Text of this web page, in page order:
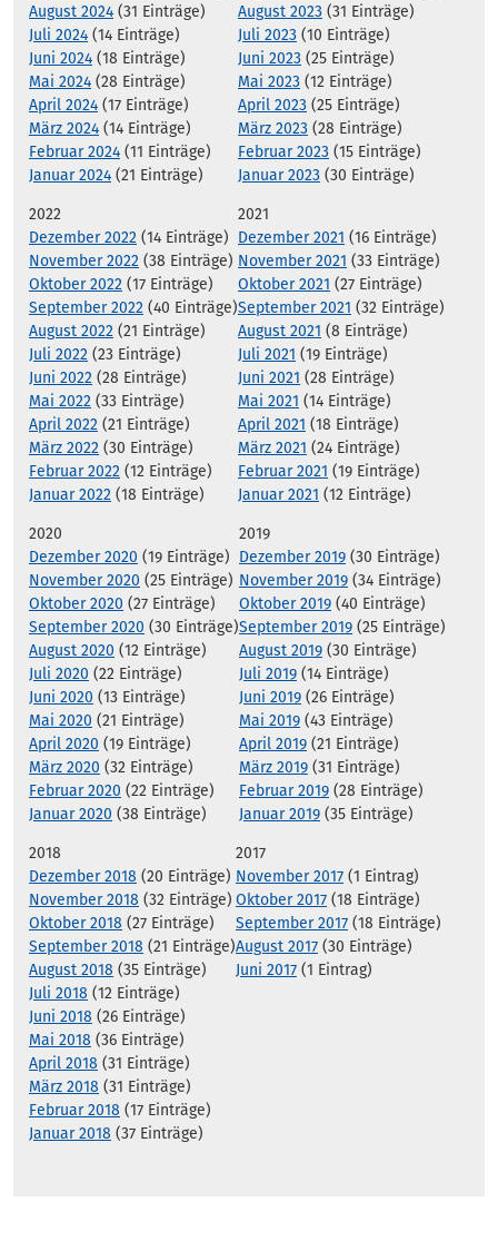
August 2024 (31 Einträge)
Juli 2024 (14 Einträge)
Juni 2024 (18 Einträge)
Mai 2024 (28 Einträge)
April 2024 (17 Einträge)
März 2024 (14 Einträge)
Februar 2024 (11 Einträge)
Januar 2024 (21 Einträge)
August 2023 (31 Einträge)
Juli 2023 (10 Einträge)
Juni 2023 (25 Einträge)
Mai 2023 (12 Einträge)
April 2023 (25 Einträge)
März 2023 (28 Einträge)
Februar 2023 (15 Einträge)
Januar 2023 (30 Einträge)
2022
Dezember 2022 (14 Einträge)
November 2022 (38 Einträge)
Oktober 2022 (17 Einträge)
September 2022 (40 Einträge)
August 2022 (21 Einträge)
Juli 2022 (23 Einträge)
Juni 2022 (28 Einträge)
Mai 2022 (33 Einträge)
April 2022 (21 Einträge)
März 2022 (30 Einträge)
Februar 2022 (12 Einträge)
Januar 2022 (18 Einträge)
2021
Dezember 2021 (16 Einträge)
November 2021 (33 Einträge)
Oktober 2021 (27 Einträge)
September 2021 (32 Einträge)
August 2021 (8 Einträge)
Juli 2021 (19 Einträge)
Juni 2021 (28 Einträge)
Mai 2021 (14 Einträge)
April 2021 (18 Einträge)
März 2021 (24 Einträge)
Februar 2021 (19 Einträge)
Januar 2021 (12 Einträge)
2020
Dezember 2020 (19 Einträge)
November 2020 (25 Einträge)
Oktober 2020 (27 Einträge)
September 2020 (30 Einträge)
August 2020 (12 Einträge)
Juli 2020 (22 Einträge)
Juni 2020 (13 Einträge)
Mai 2020 (21 Einträge)
April 2020 (19 Einträge)
März 2020 (32 Einträge)
Februar 2020 (22 Einträge)
Januar 2020 (38 Einträge)
2019
Dezember 2019 (30 Einträge)
November 2019 (34 Einträge)
Oktober 2019 (40 Einträge)
September 2019 (25 Einträge)
August 2019 (30 Einträge)
Juli 2019 (14 Einträge)
Juni 2019 (26 Einträge)
Mai 2019 (43 Einträge)
April 2019 (21 Einträge)
März 2019 (31 Einträge)
Februar 2019 (28 Einträge)
Januar 2019 (35 Einträge)
2018
Dezember 2018 (20 Einträge)
November 2018 (32 Einträge)
Oktober 2018 (27 Einträge)
September 2018 (21 Einträge)
August 2018 (35 Einträge)
Juli 2018 (12 Einträge)
Juni 2018 (26 Einträge)
Mai 2018 (36 Einträge)
April 2018 (31 Einträge)
März 2018 (31 Einträge)
Februar 2018 (17 Einträge)
Januar 2018 (37 Einträge)
2017
November 2017 (1 Eintrag)
Oktober 2017 (18 Einträge)
September 2017 (18 Einträge)
August 2017 (30 Einträge)
Juni 2017 (1 Eintrag)